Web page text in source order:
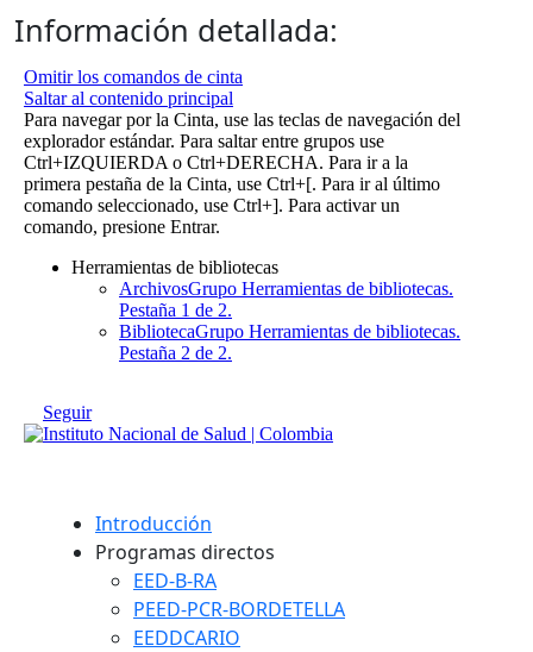
Información detallada:
Introducción
Programas directos
EED-B-RA
PEED-PCR-BORDETELLA
EEDDCARIO